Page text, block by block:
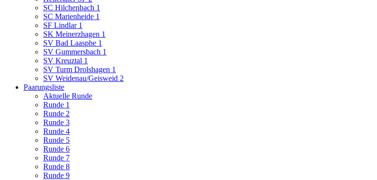
SC Hilchenbach 1
SC Marienheide 1
SF Lindlar 1
SK Meinerzhagen 1
SV Bad Laasphe 1
SV Gummersbach 1
SV Kreuztal 1
SV Turm Drolshagen 1
SV Weidenau/Geisweid 2
Paarungsliste
Aktuelle Runde
Runde 1
Runde 2
Runde 3
Runde 4
Runde 5
Runde 6
Runde 7
Runde 8
Runde 9